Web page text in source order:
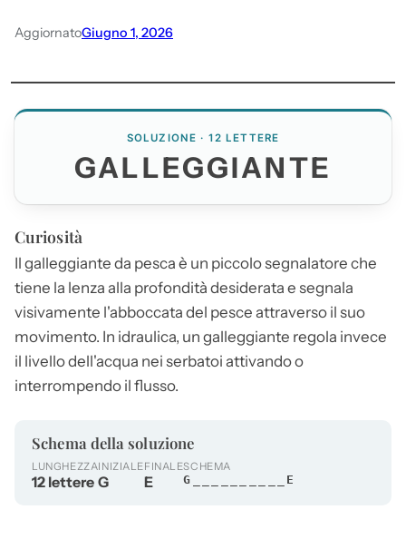
AggiornatoGiugno 1, 2026
SOLUZIONE · 12 LETTERE
GALLEGGIANTE
Curiosità
Il galleggiante da pesca è un piccolo segnalatore che
tiene la lenza alla profondità desiderata e segnala
visivamente l'abboccata del pesce attraverso il suo
movimento. In idraulica, un galleggiante regola invece
il livello dell'acqua nei serbatoi attivando o
interrompendo il flusso.
Schema della soluzione
LUNGHEZZA
12 lettere
INIZIALE
G
FINALE
E
SCHEMA
G__________E